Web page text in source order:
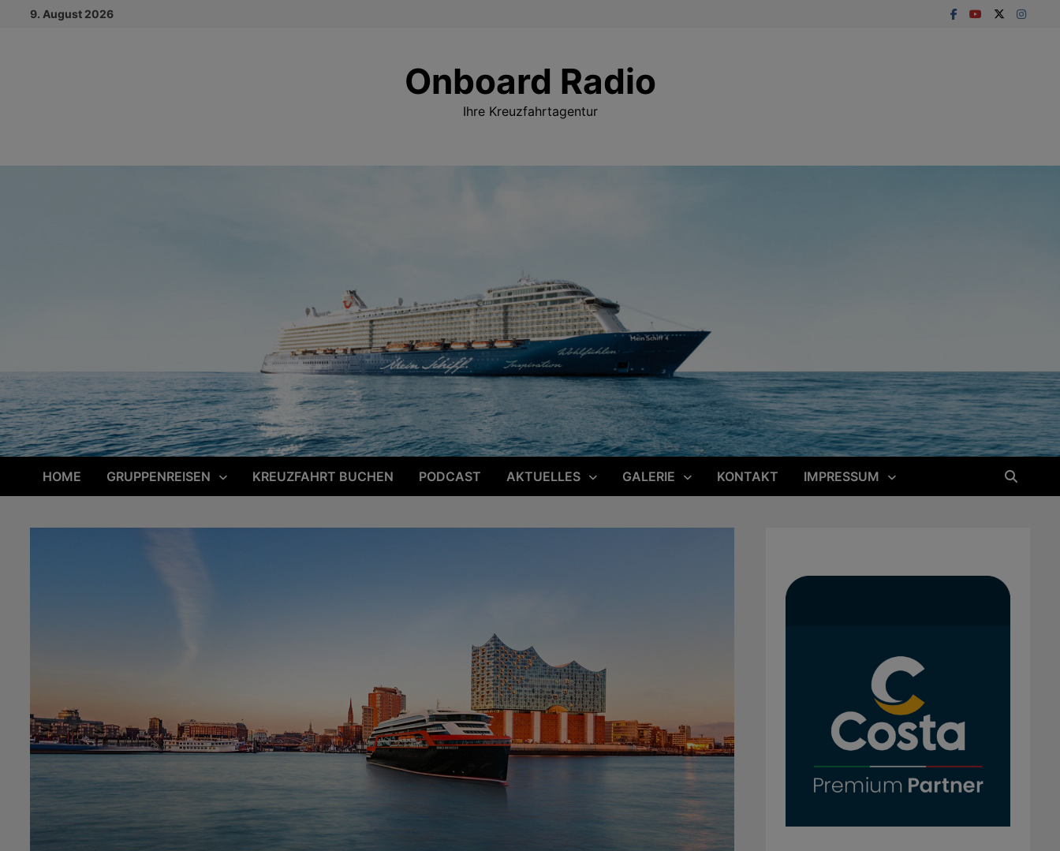
9. August 2026
Onboard Radio
Ihre Kreuzfahrtagentur
HOME GRUPPENREISEN KREUZFAHRT BUCHEN PODCAST AKTUELLES GALERIE KONTAKT IMPRESSUM